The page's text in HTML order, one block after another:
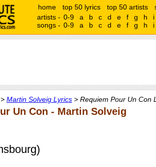
home top 50 lyrics top 50 artists
artists - 0-9 a b c d e f g h
i
songs - 0-9 a b c d e f g h i
> Martin Solveig Lyrics > Requiem Pour Un Con
Un Con - Martin Solveig